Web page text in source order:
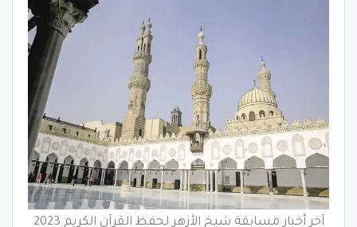
آخر أخبار مسابقة شيخ الأزهر لحفظ القرآن الكريم 2023